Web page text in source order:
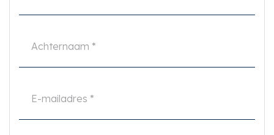
zijn eigen onderzoek plicht naar alle zaken die voor hem of haar van belang
Wij adviseren u een deskundige (NVM-)makelaar in te schakelen die u
makelaar en hiernaar zelfstandig onderzoek te (laten) doen. Indien u geen
deskundige genoeg om alle zaken die van belang zijn te kunnen overzien.